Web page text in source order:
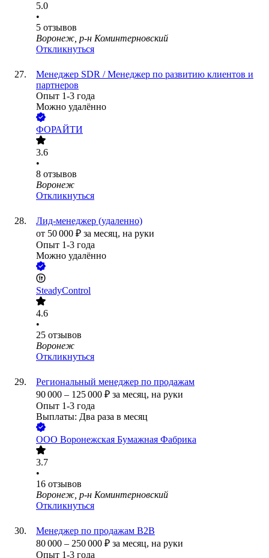
5.0
•
5 отзывов
Воронеж, р-н Коминтерновский
Откликнуться
Менеджер SDR / Менеджер по развитию клиентов и
партнеров
Опыт 1-3 года
Можно удалённо
ФОРАЙТИ
3.6
•
8 отзывов
Воронеж
Откликнуться
Лид-менеджер (удаленно)
от 50 000 ₽ за месяц, на руки
Опыт 1-3 года
Можно удалённо
SteadyControl
4.6
•
25 отзывов
Воронеж
Откликнуться
Региональный менеджер по продажам
90 000 – 125 000 ₽ за месяц, на руки
Опыт 1-3 года
Выплаты: Два раза в месяц
ООО Воронежская Бумажная Фабрика
3.7
•
16 отзывов
Воронеж, р-н Коминтерновский
Откликнуться
Менеджер по продажам В2В
80 000 – 250 000 ₽ за месяц, на руки
Опыт 1-3 года